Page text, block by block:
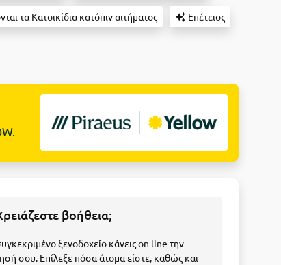
τα Κατοικίδια κατόπιν αιτήματος Επέτειος
βοήθεια;
ξενοδοχείο κάνεις on line την
σου. Επίλεξε πόσα άτομα είστε, καθώς και